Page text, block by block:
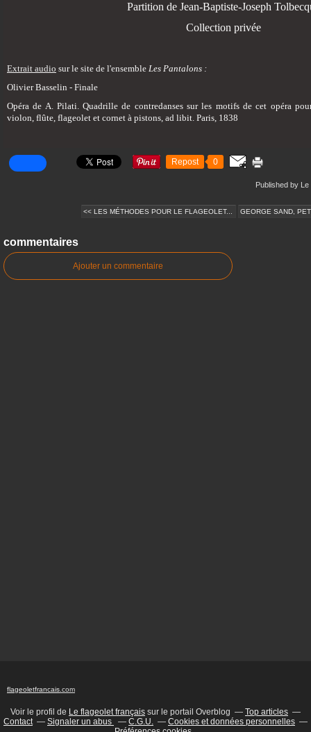
Partition de Jean-Baptiste-Joseph
Collection privée
Extrait audio sur le site de l'ensemble Les Pantalons :
Olivier Basselin - Finale
Opéra de A. Pilati. Quadrille de contredanses sur les motifs de cet opéra
violon, flûte, flageolet et cornet à pistons, ad libit. Paris, 1838
Repost 0
Published by
<< LES MÉTHODES POUR LE FLAGEOLET... GEORGE SAND,
commentaires
Ajouter un commentaire
flageoletfrancais .com
Voir le profil de Le flageolet français sur le portail Overblog
Top articles
Contact
Signaler un abus C.G.U.
Cookies et données personnelles